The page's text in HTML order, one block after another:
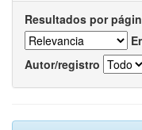
Resultados por
Autor/registro